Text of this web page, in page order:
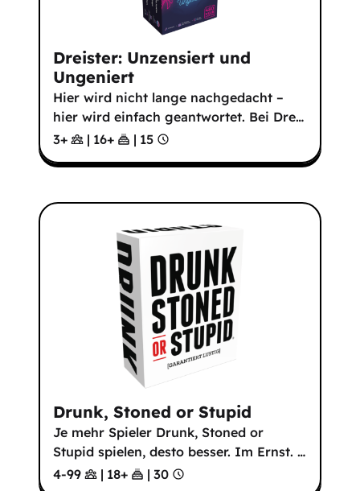
Dreister: Unzensiert und
Ungeniert
Hier wird nicht lange nachgedacht –
hier wird einfach geantwortet. Bei Dre…
3+
| 16+ | 15
Drunk, Stoned or Stupid
Je mehr Spieler Drunk, Stoned or
Stupid spielen, desto besser. Im Ernst. …
4-99
| 18+ | 30